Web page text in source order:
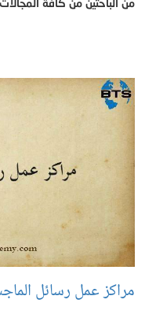
من الباحثين من كافة
مراكز عمل رسائل